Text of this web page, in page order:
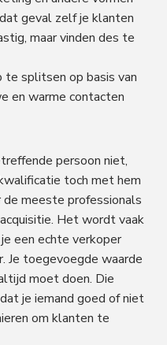
geval zelf je klanten
maar vinden des te
te splitsen op basis van
en warme contacten
persoon niet,
toch met hem
de meeste professionals
Het wordt vaak
een echte verkoper
Je toegevoegde waarde
moet doen. Die
je iemand goed of niet
om klanten te